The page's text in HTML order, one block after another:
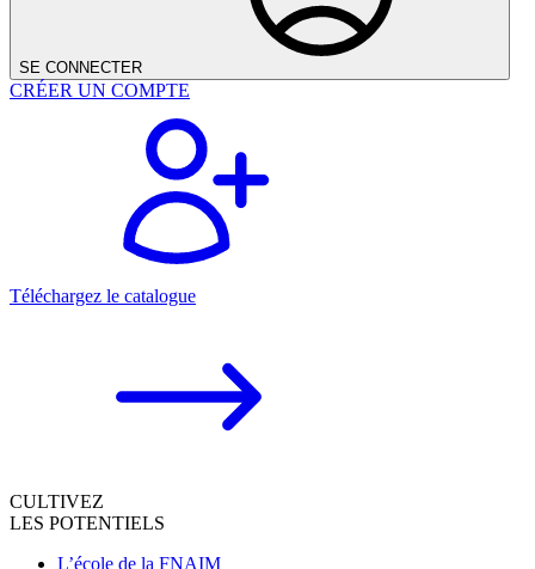
SE CONNECTER
CRÉER UN COMPTE
Téléchargez le catalogue
CULTIVEZ
LES POTENTIELS
L’école de la FNAIM